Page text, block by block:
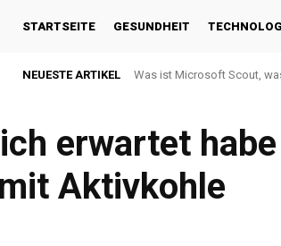
STARTSEITE GESUNDHEIT
NEUESTE ARTIKELWas ist Microsoft Scout, was
Eine Excel-Tabelle in Word
erwartet
Aktivkohle